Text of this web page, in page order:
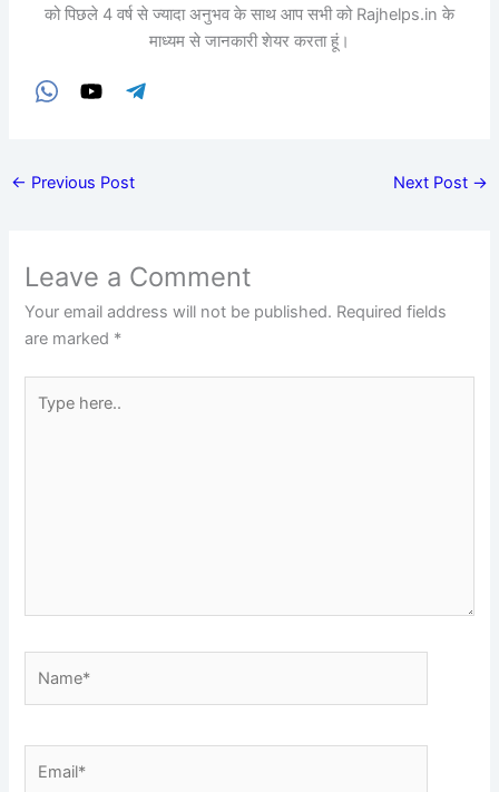
को पिछले 4 वर्ष से ज्यादा अनुभव के साथ आप सभी को Rajhelps.in के
माध्यम से जानकारी शेयर करता हूं।
← Previous Post Next Post →
Leave a Comment
Your email address will not be published. Required fields
are marked *
here..